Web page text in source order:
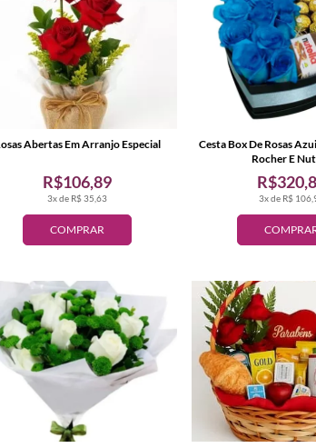
COMPRAR
3x de R$ 35,63
R$106,89
Abertas Em Arranjo Especial
3x de R$
Cesta Box De Rosas
Rocher E